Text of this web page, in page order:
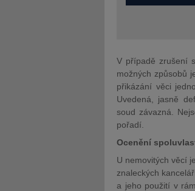
V případě zrušení
možných způsobů
přikázání věci
Uvedená, jasně
soud závazná.
pořadí.
Ocenění
U nemovitých věcí
znaleckých
a jeho použití v